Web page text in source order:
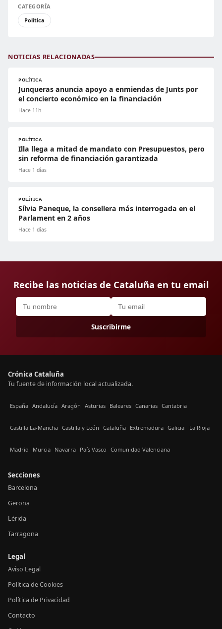
CATEGORÍA
Política
NOTICIAS RELACIONADAS
POLÍTICA
Junqueras anuncia apoyo a enmiendas de Junts por
el concierto económico en la financiación
Hace 11h
POLÍTICA
Illa llega a mitad de mandato con Presupuestos, pero
sin reforma de financiación garantizada
Hace 1 días
POLÍTICA
Sílvia Paneque, la consellera más interrogada en el
Parlament en 2 años
Hace 1 días
Recibe las noticias de Cataluña en tu email
Suscribirme
Crónica Cataluña
Tu fuente de información local actualizada.
España Andalucía Aragón Asturias Baleares Canarias Cantabria
Castilla La-Mancha Castilla y León Cataluña Extremadura Galicia La Rioja
Madrid Murcia Navarra País Vasco Comunidad Valenciana
Secciones
Barcelona
Gerona
Lérida
Tarragona
Legal
Aviso Legal
Política de Cookies
Política de Privacidad
Contacto